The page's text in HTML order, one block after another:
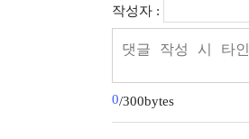
작성자 :
0/300bytes